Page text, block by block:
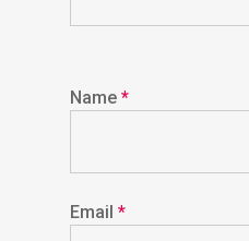
Name *
Email *